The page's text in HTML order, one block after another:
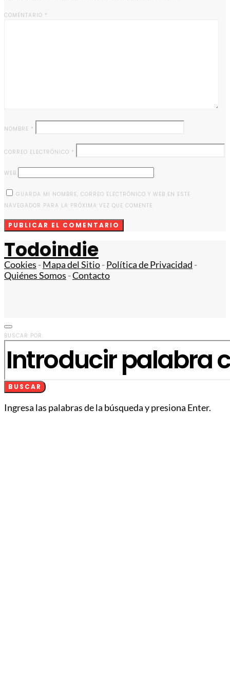
COMENTARIO *
NOMBRE *
CORREO ELECTRÓNICO *
WEB
GUARDA MI NOMBRE, CORREO ELECTRÓNICO Y WEB EN ESTE
NAVEGADOR PARA LA PRÓXIMA VEZ QUE COMENTE.
Todoindie
Cookies -Mapa del Sitio-Política de Privacidad -
Quiénes Somos -Contacto
BUSCAR POR:
BUSCAR
Ingresa las palabras de la búsqueda y presiona Enter.